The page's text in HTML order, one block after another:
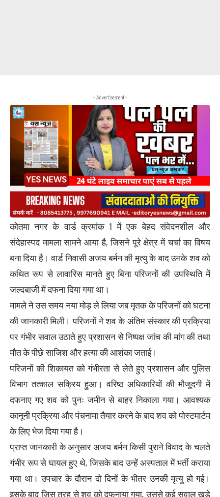
- Advertisement -
कोतमा नगर के वार्ड क्रमांक 1 में एक बेहद संवेदनशील और
संदेहास्पद मामला सामने आया है, जिसने पूरे क्षेत्र में चर्चा का विषय
बना दिया है। वार्ड निवासी अजय बर्मन की मृत्यु के बाद उनके शव को
कथित रूप से लावारिस मानते हुए बिना परिजनों की उपस्थिति में
जल्दबाजी में दफना दिया गया था।
मामले ने उस समय नया मोड़ ले लिया जब मृतक के परिजनों को घटना
की जानकारी मिली। परिजनों ने शव के अंतिम संस्कार की प्रक्रिया
पर गंभीर सवाल उठाते हुए प्रशासन से निष्पक्ष जांच की मांग की तथा
मौत के पीछे साजिश और हत्या की आशंका जताई।
परिजनों की शिकायत को गंभीरता से लेते हुए प्रशासन और पुलिस
विभाग तत्काल सक्रिय हुआ। वरिष्ठ अधिकारियों की मौजूदगी में
दफनाए गए शव को पुनः जमीन से बाहर निकाला गया। आवश्यक
कानूनी प्रक्रिया और पंचनामा तैयार करने के बाद शव को पोस्टमार्टम
के लिए भेज दिया गया है।
प्राप्त जानकारी के अनुसार अजय बर्मन किसी पुराने विवाद के चलते
गंभीर रूप से घायल हुए थे, जिसके बाद उन्हें अस्पताल में भर्ती कराया
गया था। उपचार के दौरान दो दिनों के भीतर उनकी मृत्यु हो गई।
इसके बाद जिस तरह से शव को दफनाया गया, उससे कई सवाल खड़े